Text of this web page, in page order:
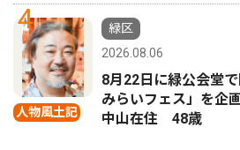
4
人物風土記
緑区
2026.08.06
8月22日に緑公会堂
みらいフェス」を
中山在住 48歳